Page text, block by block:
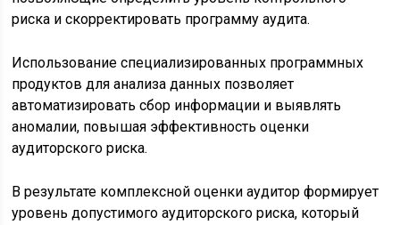
риска и скорректировать программу аудита.
Использование специализированных программных
продуктов для анализа данных позволяет
автоматизировать сбор информации и выявлять
аномалии, повышая эффективность оценки
аудиторского риска.
В результате комплексной оценки аудитор формирует
уровень допустимого аудиторского риска, который